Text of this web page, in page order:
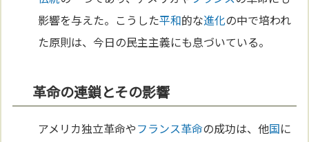
影響を与えた。こうした平和的な進化の中で培われ
た原則は、今日の民主主義にも息づいている。
革命の連鎖とその影響
アメリカ独立革命やフランス革命の成功は、他国に